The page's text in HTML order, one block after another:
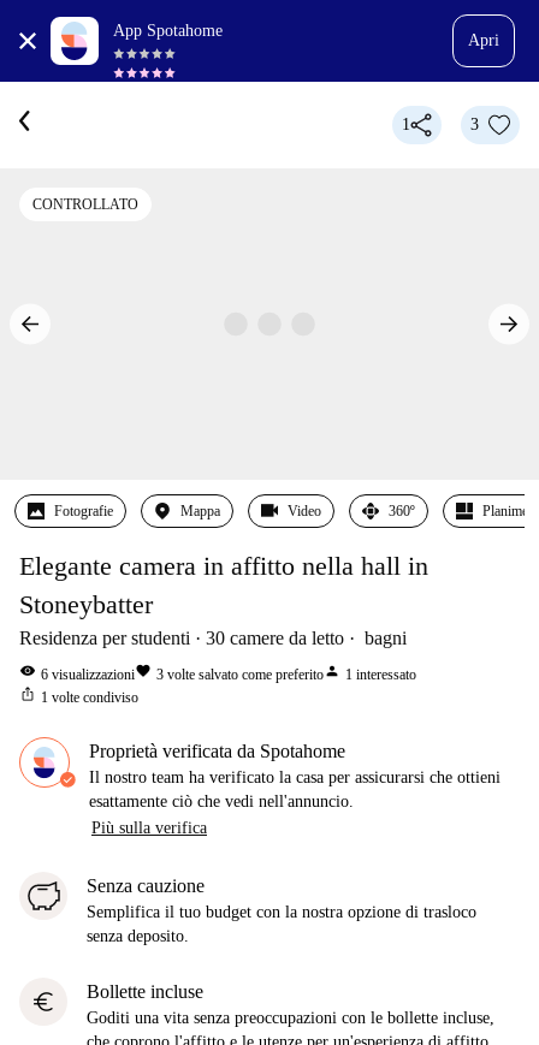
App Spotahome
Apri
1 3
CONTROLLATO
Fotografie Mappa Video 360º
Elegante camera in affitto nella hall in
Stoneybatter
Residenza per studenti 30 camere da letto bagni
visibility 6 visualizzazionifavorite 3 volte salvato come preferitoperson 1 interessato
ios_share 1 volte condiviso
Proprietà verificata da Spotahome
Il nostro team ha verificato la casa per assicurarsi che ottieni
esattamente ciò che vedi nell'annuncio.
Più sulla verifica
Senza cauzione
Semplifica il tuo budget con la nostra opzione di trasloco
senza deposito.
euro Bollette incluse
Goditi una vita senza preoccupazioni con le bollette incluse,